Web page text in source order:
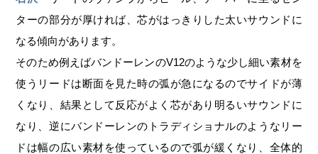
ターの部分が厚ければ、芯がはっきりした太いサウンドに
なる傾向があります。
そのため例えばバンドーレンのV12のような少し細い素材を
使うリードは断面を見た時の弧が急になるのでサイドが薄
くなり、結果として反応がよく芯があり明るいサウンドに
なり、逆にバンドーレンのトラディショナルのようなリー
ドは幅の広い素材を使っているので弧が緩くなり、全体的